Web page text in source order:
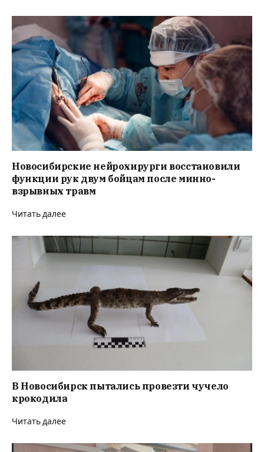
Новосибирские нейрохирурги восстановили
функции рук двум бойцам после минно-
взрывных травм
Читать далее
В Новосибирск пытались провезти чучело
крокодила
Читать далее